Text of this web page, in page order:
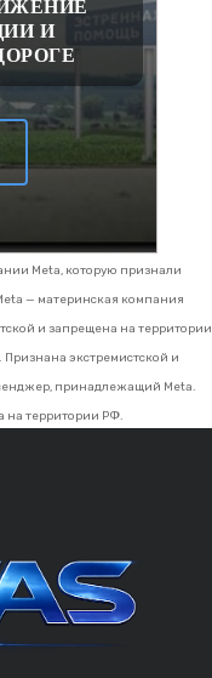
И
Meta, которую признали
— материнская компания
и запрещена на территории
экстремистской и
принадлежащий Meta.
на территории РФ.